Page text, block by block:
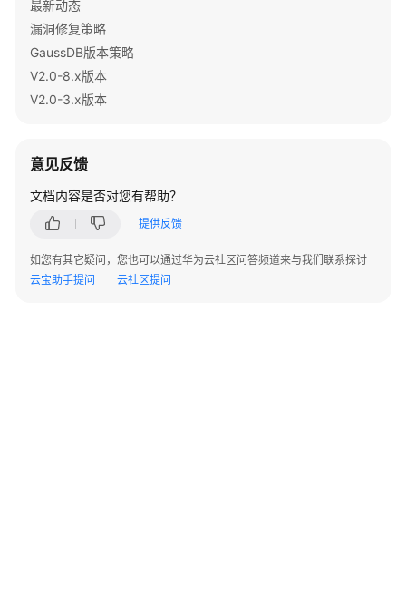
发
指
南
（集
_V2.0-
指
南
最新动态
漏洞修复策略
GaussDB版本策略
V2.0-8.x版本
V2.0-3.x版本
意见反馈
文档内容是否对您有帮助？
提供反馈
如您有其它疑问，您也可以通过华为云社区问答频道来与我们联系探讨
云宝助手提问
云社区提问